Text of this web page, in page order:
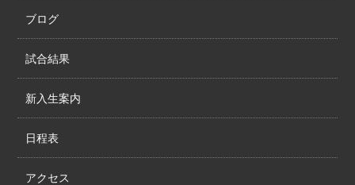
ブログ
試合結果
新入生案内
日程表
アクセス